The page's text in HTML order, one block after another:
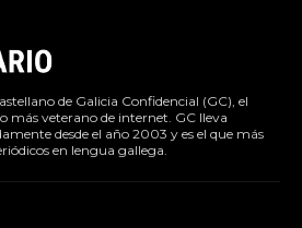
de Galicia Confidencial (GC), el
más veterano de internet. GC lleva
desde el año 2003 y es el que más
en lengua gallega.